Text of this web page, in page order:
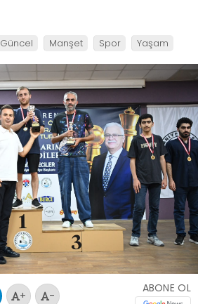
Güncel Manşet Spor Yaşam
+ -
ABONE OL